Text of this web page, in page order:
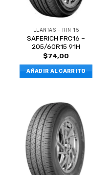
LLANTAS - RIN 15
SAFERICH FRC16 –
205/60R15 91H
$74,00
AÑADIR AL CARRITO